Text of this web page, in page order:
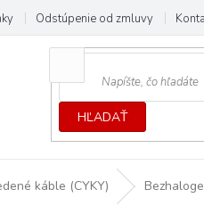
Odstúpenie od zmluvy
HĽADAŤ
káble (CYKY)